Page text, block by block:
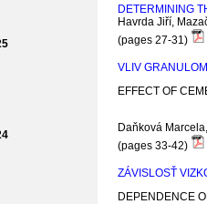
DETERMINING
Havrda Jiří,
(pages 27-31)
VLIV
EFFECT OF
Daňková
(pages 33-42)
ZÁVISLOSŤ
DEPENDENCE